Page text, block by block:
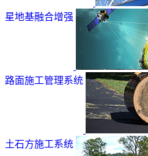
星地基融合增强
路面施工管理系统
土石方施工系统